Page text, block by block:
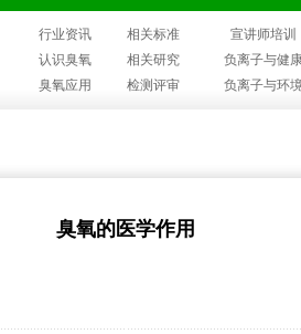
行业资讯 相关标准 宣讲师培训
认识臭氧 相关研究 负离子与健
臭氧应用 检测评审 负离子与环
臭氧的医学作用